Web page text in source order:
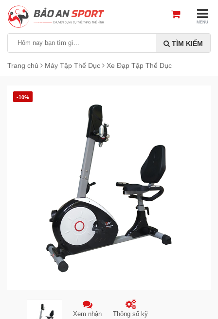
MENU
TÌM KIẾM
Trang chủ Máy Tập Thể Dục Xe Đạp Tập Thể Dục
-10%
Xem nhận
Thông số kỹ